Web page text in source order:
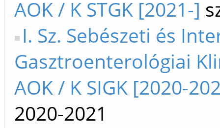
AOK / K STGK [2021-]
I. Sz. Sebészeti és
Gasztroenterológiai
AOK / K SIGK [2020-
2020-2021